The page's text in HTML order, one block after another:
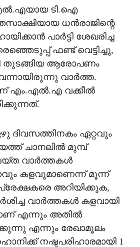
ടി.ഐ
ധന്‍രാജിന്റെ
പാര്‍ട്ടി ശേഖരിച്ച
ഫണ്ട് വെട്ടിച്ചു,
തുടങ്ങിയ ആരോപണം
വാര്‍ത്ത.
എം.എല്‍.എ വക്കീല്‍
ദിവസത്തിനകം ഏറ്റവും
ചാനലില്‍ മുമ്പ്
വാര്‍ത്തകള്‍
കളവുമാണെന്ന് മൂന്ന്
അറിയിക്കുക,
വാര്‍ത്തകള്‍ കളവായി
എന്നും അതില്‍
എന്നും രേഖാമൂലം
നഷ്ടപരിഹാരമായി 1